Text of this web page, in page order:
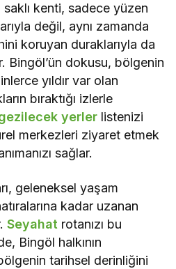
kenti, sadece yüzen
değil, aynı zamanda
koruyan duraklarıyla da
Bingöl’ün dokusu, bölgenin
yıldır var olan
bıraktığı izlerle
yerler listenizi
merkezleri ziyaret etmek
sağlar.
geleneksel yaşam
kadar uzanan
Seyahat rotanızı bu
Bingöl halkının
tarihsel derinliğini